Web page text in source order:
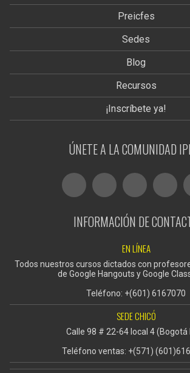
Preicfes
Sedes
Blog
Recursos
¡Inscríbete ya!
ÚNETE A LA COMUNIDAD
INFORMACIÓN DE
EN LÍNEA
Todos nuestros cursos dictados con
de Google Hangouts y Google
Teléfono: +(601) 6167070
SEDE CHICÓ
Calle 98 # 22-64 local 4 (Bogotá
Teléfono ventas: +(571)